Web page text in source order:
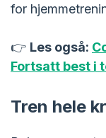
for
👉 Les også:
Fortsatt best i
Tren hele